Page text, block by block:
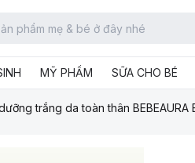
MỸ PHẨM SỮA CHO BÉ
trắng da toàn thân